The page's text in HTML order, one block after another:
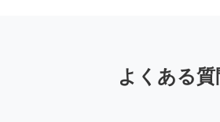
よくある質